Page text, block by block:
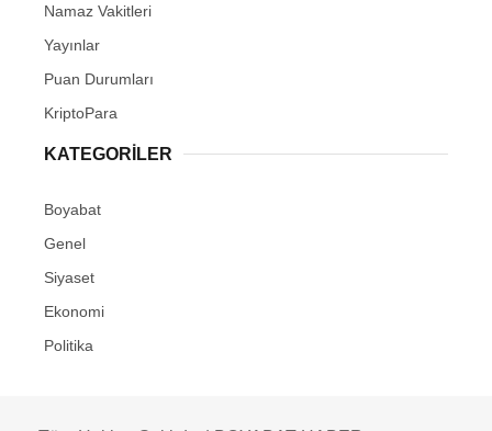
Namaz Vakitleri
Yayınlar
Puan Durumları
KriptoPara
KATEGORILER
Boyabat
Genel
Siyaset
Ekonomi
Politika